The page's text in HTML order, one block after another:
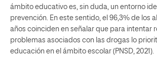
ámbito educativo es, sin duda, un entorno
prevención. En este sentido, el 96,3% de los
años coinciden en señalar que para intentar
problemas asociados con las drogas lo
educación en el ámbito escolar (PNSD, 2021).